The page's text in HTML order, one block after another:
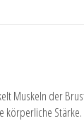
Muskeln der
körperliche Stärke.